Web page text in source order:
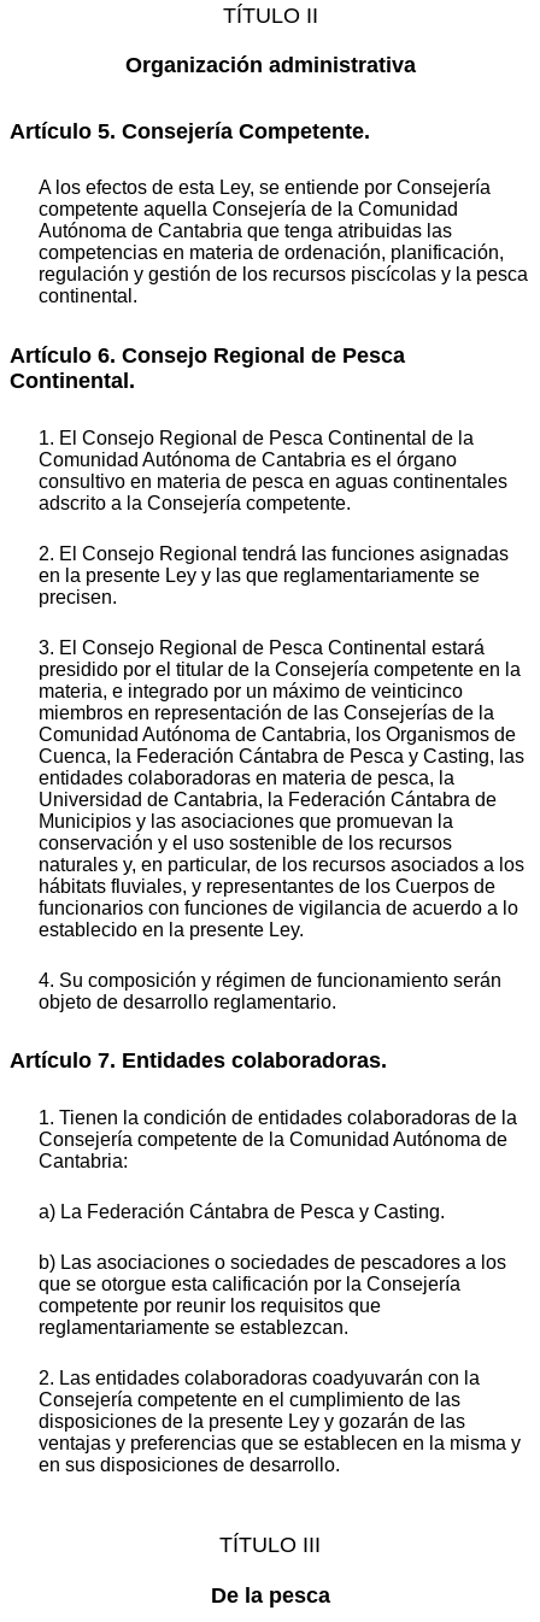
TÍTULO II
Organización administrativa
Artículo 5. Consejería Competente.
A los efectos de esta Ley, se entiende por Consejería
competente aquella Consejería de la Comunidad
Autónoma de Cantabria que tenga atribuidas las
competencias en materia de ordenación, planificación,
regulación y gestión de los recursos piscícolas y la pesca
continental.
Artículo 6. Consejo Regional de Pesca
Continental.
1. El Consejo Regional de Pesca Continental de la
Comunidad Autónoma de Cantabria es el órgano
consultivo en materia de pesca en aguas continentales
adscrito a la Consejería competente.
2. El Consejo Regional tendrá las funciones asignadas
en la presente Ley y las que reglamentariamente se
precisen.
3. El Consejo Regional de Pesca Continental estará
presidido por el titular de la Consejería competente en la
materia, e integrado por un máximo de veinticinco
miembros en representación de las Consejerías de la
Comunidad Autónoma de Cantabria, los Organismos de
Cuenca, la Federación Cántabra de Pesca y Casting, las
entidades colaboradoras en materia de pesca, la
Universidad de Cantabria, la Federación Cántabra de
Municipios y las asociaciones que promuevan la
conservación y el uso sostenible de los recursos
naturales y, en particular, de los recursos asociados a los
hábitats fluviales, y representantes de los Cuerpos de
funcionarios con funciones de vigilancia de acuerdo a lo
establecido en la presente Ley.
4. Su composición y régimen de funcionamiento serán
objeto de desarrollo reglamentario.
Artículo 7. Entidades colaboradoras.
1. Tienen la condición de entidades colaboradoras de la
Consejería competente de la Comunidad Autónoma de
Cantabria:
a) La Federación Cántabra de Pesca y Casting.
b) Las asociaciones o sociedades de pescadores a los
que se otorgue esta calificación por la Consejería
competente por reunir los requisitos que
reglamentariamente se establezcan.
2. Las entidades colaboradoras coadyuvarán con la
Consejería competente en el cumplimiento de las
disposiciones de la presente Ley y gozarán de las
ventajas y preferencias que se establecen en la misma y
en sus disposiciones de desarrollo.
TÍTULO III
De la pesca